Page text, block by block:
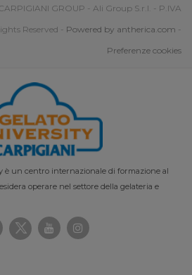
GROUP - Ali Group S.r.l. - P.IVA
Reserved - Powered by antherica.com -
Preferenze cookies
è un centro internazionale di formazione al
operare nel settore della gelateria e